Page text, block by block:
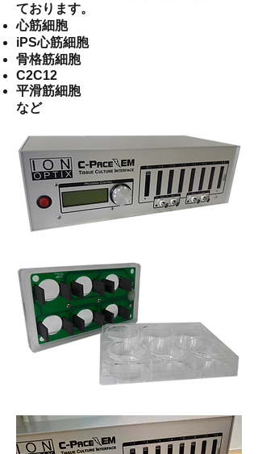
ております。
心筋細胞
iPS心筋細胞
骨格筋細胞
C2C12
平滑筋細胞
など